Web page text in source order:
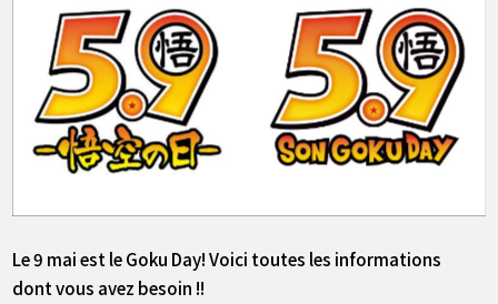
Le 9 mai est le Goku Day! Voici toutes les informations
dont vous avez besoin !!